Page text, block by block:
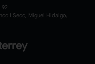
92
I Secc, Miguel Hidalgo,